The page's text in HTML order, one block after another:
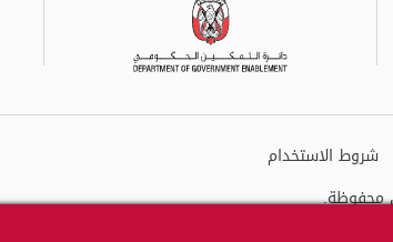
شروط الاستخدام